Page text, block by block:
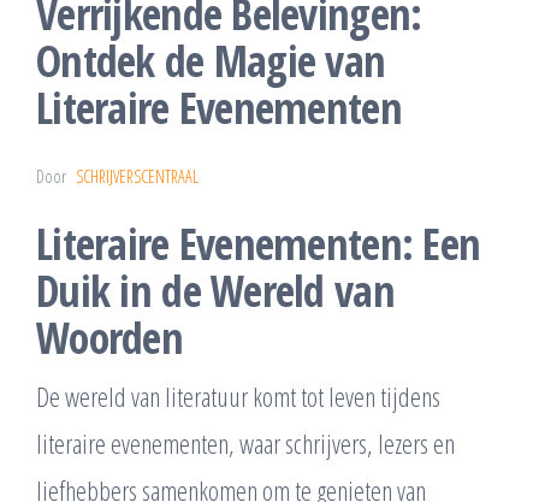
Verrijkende Belevingen:
Ontdek de Magie van
Literaire Evenementen
Door SCHRIJVERSCENTRAAL
Literaire Evenementen: Een
Duik in de Wereld van
Woorden
De wereld van literatuur komt tot leven tijdens
literaire evenementen, waar schrijvers, lezers en
liefhebbers samenkomen om te genieten van